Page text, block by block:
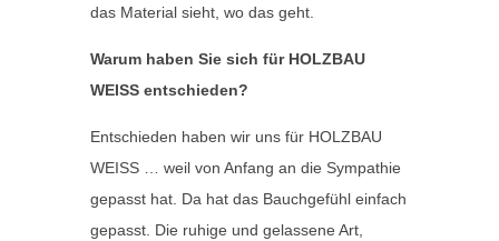
das Material sieht, wo das geht.
Warum haben Sie sich für HOLZBAU
WEISS entschieden?
Entschieden haben wir uns für HOLZBAU
WEISS … weil von Anfang an die Sympathie
gepasst hat. Da hat das Bauchgefühl einfach
gepasst. Die ruhige und gelassene Art,